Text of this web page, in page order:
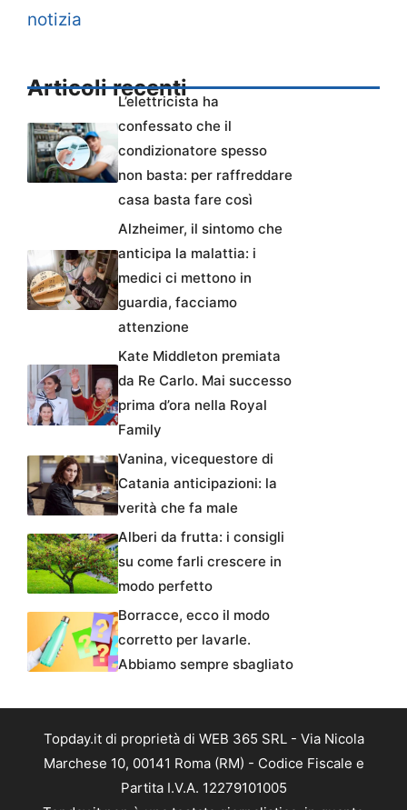
notizia
Articoli recenti
L’elettricista ha
confessato che il
condizionatore spesso
non basta: per raffreddare
casa basta fare così
Alzheimer, il sintomo che
anticipa la malattia: i
medici ci mettono in
guardia, facciamo
attenzione
Kate Middleton premiata
da Re Carlo. Mai successo
prima d’ora nella Royal
Family
Vanina, vicequestore di
Catania anticipazioni: la
verità che fa male
Alberi da frutta: i consigli
su come farli crescere in
modo perfetto
Borracce, ecco il modo
corretto per lavarle.
Abbiamo sempre sbagliato
Topday.it di proprietà di WEB 365 SRL - Via Nicola
Marchese 10, 00141 Roma (RM) - Codice Fiscale e
Partita I.V.A. 12279101005